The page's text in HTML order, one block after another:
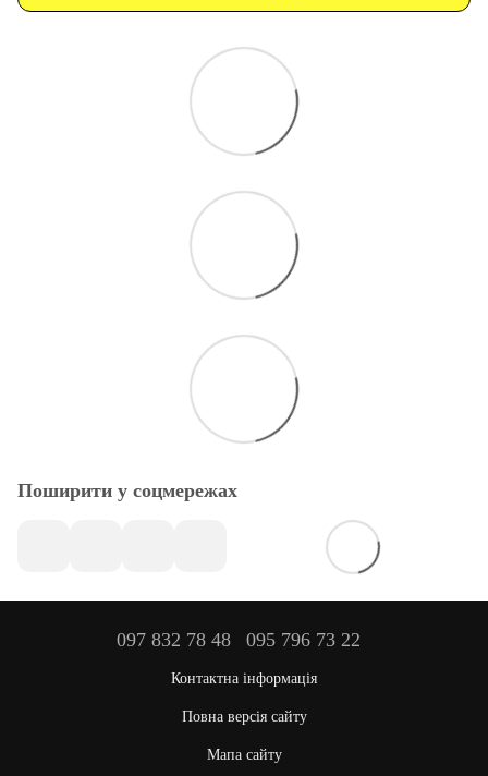
Поширити у соцмережах
097 832 78 48 095 796 73 22
Контактна інформація
Повна версія сайту
Мапа сайту